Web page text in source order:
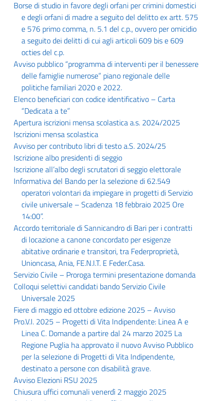
Borse di studio in favore degli orfani per crimini domestici
e degli orfani di madre a seguito del delitto ex artt. 575
e 576 primo comma, n. 5.1 del c.p., ovvero per omicidio
a seguito dei delitti di cui agli articoli 609 bis e 609
octies del c.p.
Avviso pubblico “programma di interventi per il benessere
delle famiglie numerose” piano regionale delle
politiche familiari 2020 e 2022.
Elenco beneficiari con codice identificativo – Carta
“Dedicata a te”
Apertura iscrizioni mensa scolastica a.s. 2024/2025
Iscrizioni mensa scolastica
Avviso per contributo libri di testo a.S. 2024/25
Iscrizione albo presidenti di seggio
Iscrizione all’albo degli scrutatori di seggio elettorale
Informativa del Bando per la selezione di 62.549
operatori volontari da impiegare in progetti di Servizio
civile universale – Scadenza 18 febbraio 2025 Ore
14:00”.
Accordo territoriale di Sannicandro di Bari per i contratti
di locazione a canone concordato per esigenze
abitative ordinarie e transitori, tra Federproprietà,
Unioncasa, Ania, FE.N.I.T. E Feder.Casa.
Servizio Civile – Proroga termini presentazione domanda
Colloqui selettivi candidati bando Servizio Civile
Universale 2025
Fiere di maggio ed ottobre edizione 2025 – Avviso
Pro.V.I. 2025 – Progetti di Vita Indipendente: Linea A e
Linea C. Domande a partire dal 24 marzo 2025 La
Regione Puglia ha approvato il nuovo Avviso Pubblico
per la selezione di Progetti di Vita Indipendente,
destinato a persone con disabilità grave.
Avviso Elezioni RSU 2025
Chiusura uffici comunali venerdì 2 maggio 2025